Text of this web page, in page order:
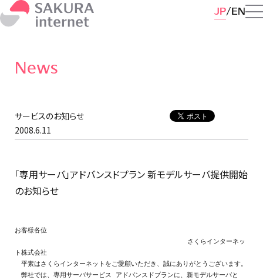
JP EN
News
サービスのお知らせ
2008.6.11
「専用サーバ」アドバンスドプラン 新モデルサーバ提供開始
のお知らせ
お客様各位
ト株式会社
平素はさくらインターネットをご愛顧いただき、誠にありがとうございます。
弊社では、専用サーバサービス アドバンスドプランに、新モデルサーバと